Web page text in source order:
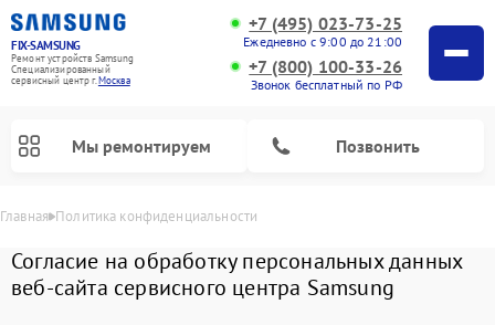
FIX-SAMSUNG
Ремонт устройств Samsung
Специализированный
cервисный центр г.Москва
+7 (495) 023-73-25
Ежедневно с 9:00 до 21:00
+7 (800) 100-33-26
Звонок бесплатный по РФ
Мы ремонтируем Позвонить
Главная Политика конфиденциальности
Согласие на обработку персональных данных
веб-сайта сервисного центра Samsung